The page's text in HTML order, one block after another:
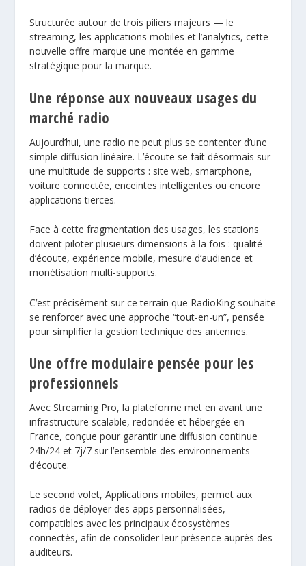
Structurée autour de trois piliers majeurs — le
streaming, les applications mobiles et l’analytics, cette
nouvelle offre marque une montée en gamme
stratégique pour la marque.
Une réponse aux nouveaux usages du
marché radio
Aujourd’hui, une radio ne peut plus se contenter d’une
simple diffusion linéaire. L’écoute se fait désormais sur
une multitude de supports : site web, smartphone,
voiture connectée, enceintes intelligentes ou encore
applications tierces.
Face à cette fragmentation des usages, les stations
doivent piloter plusieurs dimensions à la fois : qualité
d’écoute, expérience mobile, mesure d’audience et
monétisation multi-supports.
C’est précisément sur ce terrain que RadioKing souhaite
se renforcer avec une approche “tout-en-un”, pensée
pour simplifier la gestion technique des antennes.
Une offre modulaire pensée pour les
professionnels
Avec Streaming Pro, la plateforme met en avant une
infrastructure scalable, redondée et hébergée en
France, conçue pour garantir une diffusion continue
24h/24 et 7j/7 sur l’ensemble des environnements
d’écoute.
Le second volet, Applications mobiles, permet aux
radios de déployer des apps personnalisées,
compatibles avec les principaux écosystèmes
connectés, afin de consolider leur présence auprès des
auditeurs.